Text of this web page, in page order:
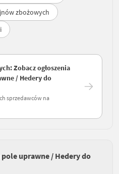
zbożowych
Zobacz ogłoszenia
/ Hedery do
sprzedawców na
uprawne / Hedery do